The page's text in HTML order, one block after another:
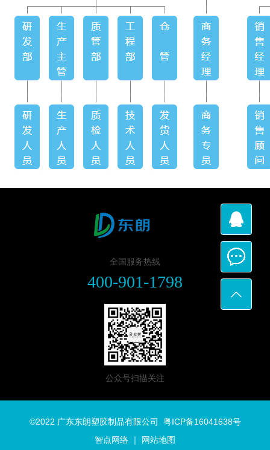
全国服务热线
400-901-1798
公众号扫描关注
©2022 广东东朗塑胶制品有限公司 粤ICP备16041638号
智点网络 ｜ 网站地图